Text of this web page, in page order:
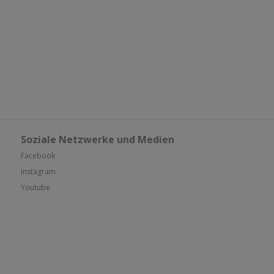
Soziale Netzwerke und Medien
Facebook
Instagram
Youtube